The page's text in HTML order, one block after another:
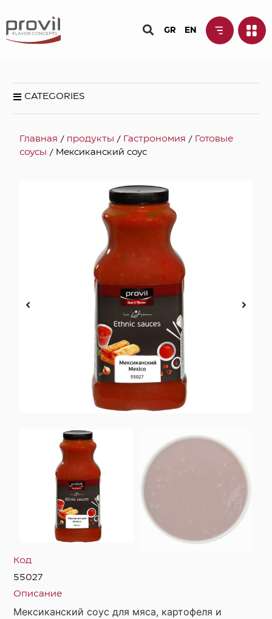
GR EN
CATEGORIES
Главная / продукты / Гастрономия /
Готовые
соусы / Мексиканский соус
Код
55027
Описание
Мексиканский соус для мяса, картофеля и